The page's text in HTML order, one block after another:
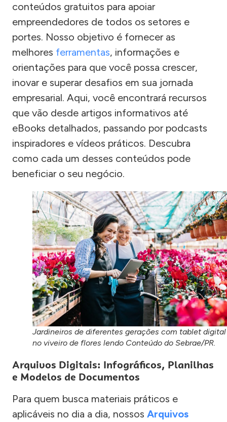
conteúdos gratuitos para apoiar
empreendedores de todos os setores e
portes. Nosso objetivo é fornecer as
melhores ferramentas, informações e
orientações para que você possa crescer,
inovar e superar desafios em sua jornada
empresarial. Aqui, você encontrará recursos
que vão desde artigos informativos até
eBooks detalhados, passando por podcasts
inspiradores e vídeos práticos. Descubra
como cada um desses conteúdos pode
beneficiar o seu negócio.
Jardineiros de diferentes gerações com tablet digital
no viveiro de flores lendo Conteúdo do Sebrae/PR.
Arquivos Digitais: Infográficos, Planilhas
e Modelos de Documentos
Para quem busca materiais práticos e
aplicáveis no dia a dia, nossos Arquivos